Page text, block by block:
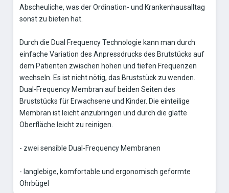
Abscheuliche, was der Ordination- und Krankenhausalltag
sonst zu bieten hat.
Durch die Dual Frequency Technologie kann man durch
einfache Variation des Anpressdrucks des Brutstücks auf
dem Patienten zwischen hohen und tiefen Frequenzen
wechseln. Es ist nicht nötig, das Bruststück zu wenden.
Dual-Frequency Membran auf beiden Seiten des
Bruststücks für Erwachsene und Kinder. Die einteilige
Membran ist leicht anzubringen und durch die glatte
Oberfläche leicht zu reinigen.
- zwei sensible Dual-Frequency Membranen
- langlebige, komfortable und ergonomisch geformte
Ohrbügel